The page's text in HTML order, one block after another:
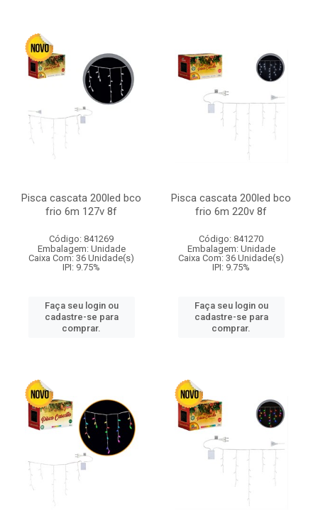
Pisca cascata 200led bco
frio 6m 127v 8f
Código: 841269
Embalagem: Unidade
Caixa Com: 36 Unidade(s)
IPI: 9.75%
Faça seu login ou
cadastre-se para
comprar.
Pisca cascata 200led bco
frio 6m 220v 8f
Código: 841270
Embalagem: Unidade
Caixa Com: 36 Unidade(s)
IPI: 9.75%
Faça seu login ou
cadastre-se para
comprar.